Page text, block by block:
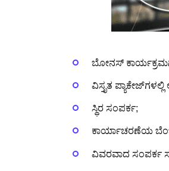
ಬೋನಸ್
ವಿಸ್ತೃತ
ಸ್ಥಿರ ಸಂಪರ್ಕ;
ಕಾರ್ಯಾಚರಣೆಯ
ವಿವರವಾದ ಸಂಪರ್ಕ